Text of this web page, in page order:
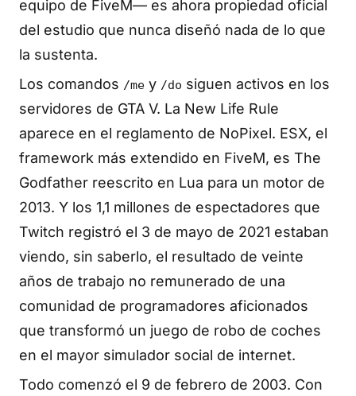
equipo de FiveM— es ahora propiedad oficial
del estudio que nunca diseñó nada de lo que
la sustenta.
Los comandos /me y /do siguen activos en los
servidores de GTA V. La New Life Rule
aparece en el reglamento de NoPixel. ESX, el
framework más extendido en FiveM, es The
Godfather reescrito en Lua para un motor de
2013. Y los 1,1 millones de espectadores que
Twitch registró el 3 de mayo de 2021 estaban
viendo, sin saberlo, el resultado de veinte
años de trabajo no remunerado de una
comunidad de programadores aficionados
que transformó un juego de robo de coches
en el mayor simulador social de internet.
Todo comenzó el 9 de febrero de 2003. Con